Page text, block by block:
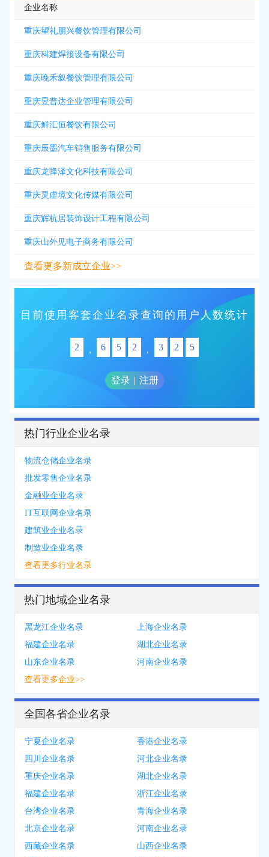
企业名称
重庆望礼朋兴餐饮管理有限公司
重庆科建焊接设备有限公司
重庆晚禾叙餐饮管理有限公司
重庆昱普达企业管理有限公司
重庆鲜汇恒餐饮有限公司
重庆辰墨汽车销售服务有限公司
重庆龙降泽文化科技有限公司
重庆灵虚境文化传媒有限公司
重庆辉杭居装饰设计工程有限公司
重庆山外见电子商务有限公司
查看更多新成立企业>>
目前使用客套企业名录查询的用户人数统计
2 , 6 5 2 , 3 2 5
登录 | 注册
热门行业企业名录
物流仓储企业名录
批发零售企业名录
金融业企业名录
IT互联网企业名录
建筑业企业名录
制造业企业名录
查看更多行业名录
热门地域企业名录
黑龙江企业名录
上海企业名录
福建企业名录
湖北企业名录
山东企业名录
河南企业名录
查看更多企业>>
全国各省企业名录
宁夏企业名录
香港企业名录
四川企业名录
河北企业名录
重庆企业名录
湖北企业名录
福建企业名录
浙江企业名录
台湾企业名录
青海企业名录
北京企业名录
河南企业名录
西藏企业名录
山西企业名录